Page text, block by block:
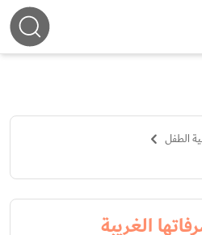
الطفل
الغريبة